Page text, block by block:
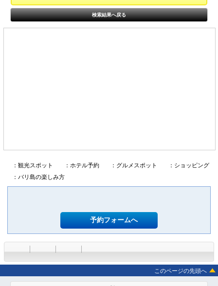
検索結果へ戻る
：観光スポット ：ホテル予約 ：グルメスポット
：ショッピング
：バリ島の楽しみ方
予約フォームへ
このページの先頭へ